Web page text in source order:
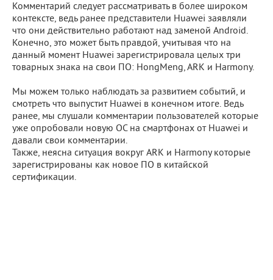
Комментарий следует рассматривать в более широком
контексте, ведь ранее представители Huawei заявляли
что они действительно работают над заменой Android.
Конечно, это может быть правдой, учитывая что на
данный момент Huawei зарегистрировала целых три
товарных знака на свои ПО: HongMeng, ARK и Harmony.
Мы можем только наблюдать за развитием событий, и
смотреть что выпустит Huawei в конечном итоге. Ведь
ранее, мы слушали комментарии пользователей которые
уже опробовали новую ОС на смартфонах от Huawei и
давали свои комментарии.
Также, неясна ситуация вокруг ARK и Harmony которые
зарегистрированы как новое ПО в китайской
сертификации.